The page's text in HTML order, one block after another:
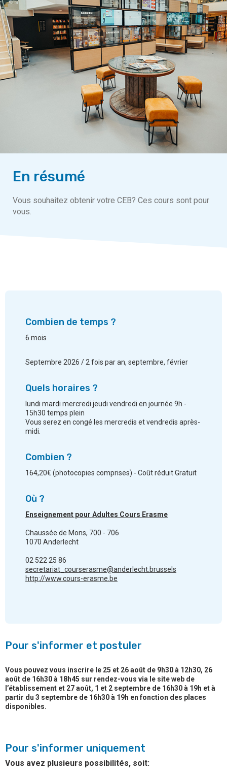
En résumé
Vous souhaitez obtenir votre CEB? Ces cours sont pour
vous.
Combien de temps ?
6 mois
Septembre 2026 / 2 fois par an, septembre, février
Quels horaires ?
lundi mardi mercredi jeudi vendredi en journée 9h -
15h30 temps plein
Vous serez en congé les mercredis et vendredis après-
midi.
Combien ?
164,20€ (photocopies comprises) - Coût réduit Gratuit
Où ?
Enseignement pour Adultes Cours Erasme
Chaussée de Mons, 700 - 706
1070 Anderlecht
02 522 25 86
secretariat_courserasme@anderlecht.brussels
http://www.cours-erasme.be
Pour s'informer et postuler
Vous pouvez vous inscrire le 25 et 26 août de 9h30 à 12h30, 26
août de 16h30 à 18h45 sur rendez-vous via le site web de
l’établissement et 27 août, 1 et 2 septembre de 16h30 à 19h et à
partir du 3 septembre de 16h30 à 19h en fonction des places
disponibles.
Pour s'informer uniquement
Vous avez plusieurs possibilités, soit: